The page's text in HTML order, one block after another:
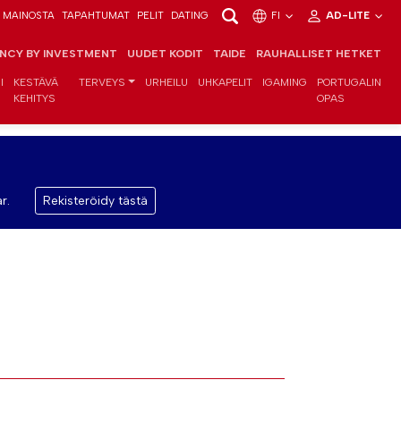
MAINOSTA TAPAHTUMAT PELIT DATING FI AD-LITE
BY INVESTMENT UUDET KODIT TAIDE RAUHALLISET HETKET
KESTÄVÄ
KEHITYS
TERVEYS URHEILU UHKAPELIT IGAMING
PORTUGALIN
OPAS
Rekisteröidy tästä